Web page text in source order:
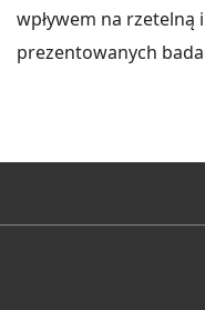
wpływem na rzetelną
prezentowanych